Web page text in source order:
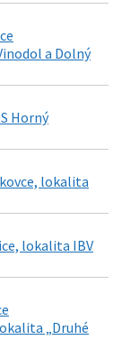
a Dolný
Horný
lokalita
lokalita IBV
„Druhé